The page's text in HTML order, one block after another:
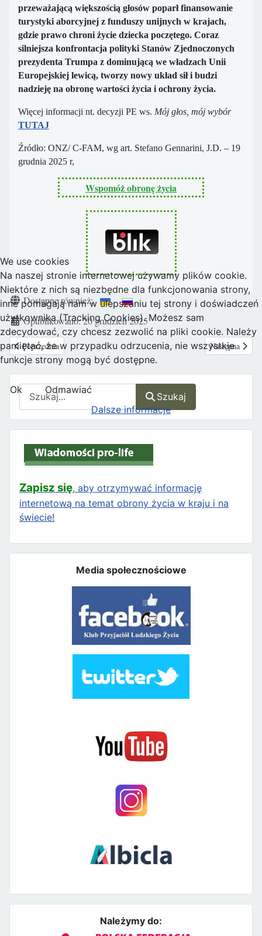
Szukaj
Szukaj
Zapisz się, aby otrzymywać informację
internetową na temat obrony życia w kraju i na
świecie!
Media społecznościowe
Należymy do:
przeważającą większością głosów poparł finansowanie
turystyki aborcyjnej z funduszy unijnych w krajach,
gdzie prawo chroni życie dziecka poczętego. Coraz
silniejsza konfrontacja polityki Stanów Zjednoczonych
prezydenta Trumpa z dominującą we władzach Unii
Europejskiej lewicą, tworzy nowy układ sił i budzi
nadzieję na obronę wartości życia i ochrony życia.
Więcej informacji nt. decyzji PE ws. Mój głos, mój wybór
TUTAJ
Źródło: ONZ/ C-FAM, wg art. Stefano Gennarini, J.D. – 19
grudnia 2025 r,
Wspomóż obronę życia
Szczegóły
Dostępne również:
Opublikowano: 20 grudzień 2025
Poprzednia strona: ONE OF US o inicjatywie „Mój głos, mój wybór”:
Poprzednia Następna
Następna
We use cookies
Na naszej stronie internetowej używamy plików cookie.
Niektóre z nich są niezbędne dla funkcjonowania strony,
inne pomagają nam w ulepszaniu tej strony i doświadczeń
użytkownika (Tracking Cookies). Możesz sam
zdecydować, czy chcesz zezwolić na pliki cookie. Należy
pamiętać, że w przypadku odrzucenia, nie wszystkie
funkcje strony mogą być dostępne.
Ok
Odmawiać
Dalsze informacje